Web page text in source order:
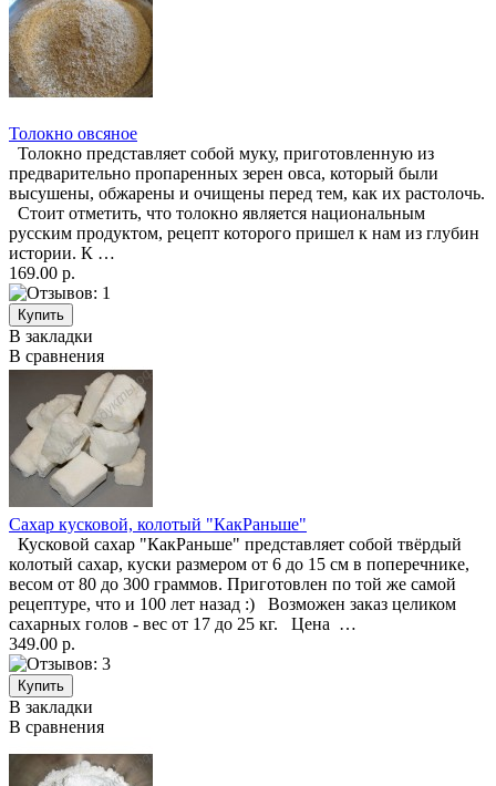
Толокно овсяное
Толокно представляет собой муку, приготовленную из
предварительно пропаренных зерен овса, который были
высушены, обжарены и очищены перед тем, как их растолочь.
Стоит отметить, что толокно является национальным
русским продуктом, рецепт которого пришел к нам из глубин
истории. К …
169.00 р.
В закладки
В сравнения
Сахар кусковой, колотый "КакРаньше"
Кусковой сахар "КакРаньше" представляет собой твёрдый
колотый сахар, куски размером от 6 до 15 см в поперечнике,
весом от 80 до 300 граммов. Приготовлен по той же самой
рецептуре, что и 100 лет назад :) Возможен заказ целиком
сахарных голов - вес от 17 до 25 кг. Цена …
349.00 р.
В закладки
В сравнения